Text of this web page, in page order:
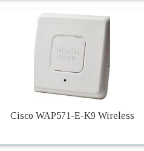
Cisco WAP571-E-K9 Wireless